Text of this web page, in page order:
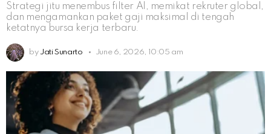
Strategi jitu menembus filter AI, memikat rekruter global,
dan mengamankan paket gaji maksimal di tengah
ketatnya bursa kerja terbaru.
by Jati Sunarto June 6, 2026, 10:05 am